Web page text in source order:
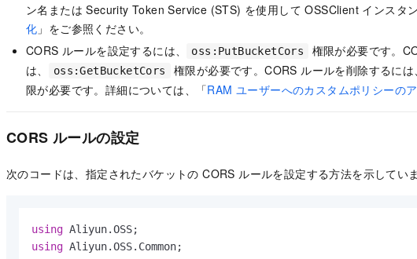
ン名または Security Token Service (STS) を使用して OSSClient インスタ
化 」をご参照ください。
CORS ルールを設定するには、
oss:PutBucketCors
権限が必要です。
は、
oss:GetBucketCors 権限が必要です。CORS ルールを削除するには、
限が必要です。詳細については、「RAM ユーザーへのカスタムポリシーの
CORS ルールの設定
次のコードは、指定されたバケットの CORS ルールを設定する方法を示していま
using
using Aliyun.OSS.Common;